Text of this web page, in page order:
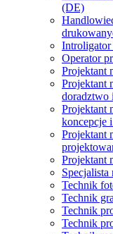
(DE)
Operator
Projektant
Projektant
doradztwo
Projektant
koncepcje
Projektant
Projektant
Technik
Technik
Technik
Technik